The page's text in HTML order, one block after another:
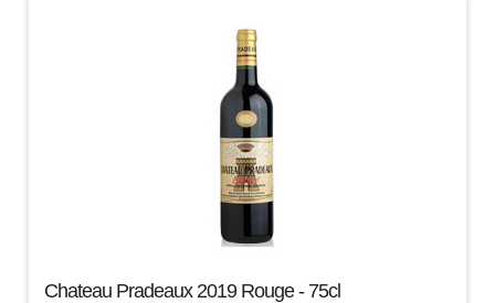
Chateau Pradeaux 2019 Rouge - 75cl